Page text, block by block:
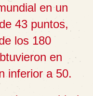
en un
43 puntos,
los 180
en
inferior a 50.